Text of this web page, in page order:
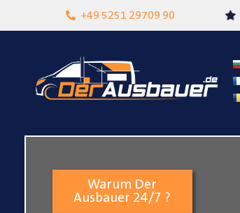
+49 5251 29709 90
Lokalgeschäft in Paderborn
Warum Der
Ausbauer 24/7 ?